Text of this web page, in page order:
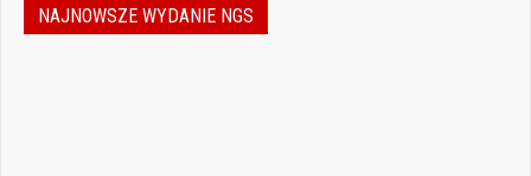
NAJNOWSZE WYDANIE NGS